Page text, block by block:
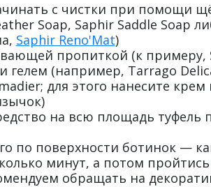
с чистки при помощи
Soap, Saphir Saddle Soap
Saphir Reno'Mat)
пропиткой (к примеру,
(например, Tarrago
для этого нанесите
на всю площадь
по поверхности ботинок —
минут, а потом
обращать на